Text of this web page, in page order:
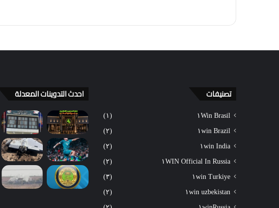
تصنيفات
١Win Brasil (١)
١win Brazil (٢)
١win India (٢)
١WIN Official In Russia (٢)
١win Turkiye (٣)
١win uzbekistan (٢)
احدث التدوينات المعدلة